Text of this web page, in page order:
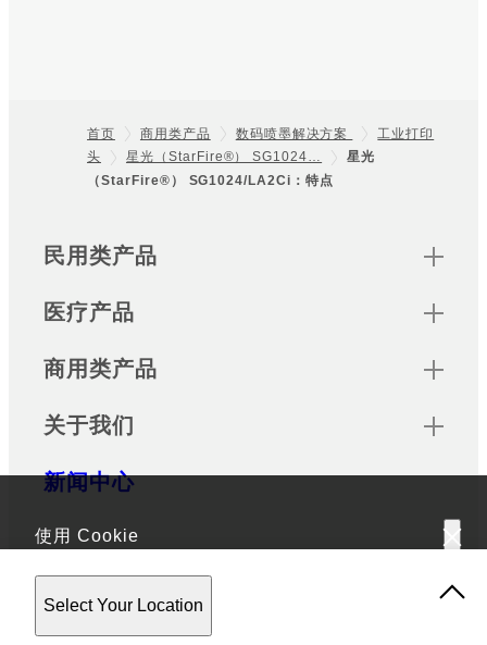
使用 Cookie
该网站使用 Cookie。使用该网站，表示您同意我们的
策 。
Select Your Location
Footer
首页 商用类产品 数码喷墨解决方案
工业打印
头
星光（StarFire®） SG1024…
星光
（StarFire®） SG1024/LA2Ci：特点
Sitemap
民用类产品
医疗产品
商用类产品
关于我们
新闻中心
Official Social Media Accounts